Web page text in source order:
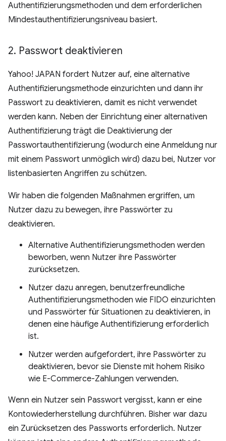
Authentifizierungsmethoden und dem erforderlichen
Mindestauthentifizierungsniveau basiert.
2. Passwort deaktivieren
Yahoo! JAPAN fordert Nutzer auf, eine alternative
Authentifizierungsmethode einzurichten und dann ihr
Passwort zu deaktivieren, damit es nicht verwendet
werden kann. Neben der Einrichtung einer alternativen
Authentifizierung trägt die Deaktivierung der
Passwortauthentifizierung (wodurch eine Anmeldung nur
mit einem Passwort unmöglich wird) dazu bei, Nutzer vor
listenbasierten Angriffen zu schützen.
Wir haben die folgenden Maßnahmen ergriffen, um
Nutzer dazu zu bewegen, ihre Passwörter zu
deaktivieren.
Alternative Authentifizierungsmethoden werden
beworben, wenn Nutzer ihre Passwörter
zurücksetzen.
Nutzer dazu anregen, benutzerfreundliche
Authentifizierungsmethoden wie FIDO einzurichten
und Passwörter für Situationen zu deaktivieren, in
denen eine häufige Authentifizierung erforderlich
ist.
Nutzer werden aufgefordert, ihre Passwörter zu
deaktivieren, bevor sie Dienste mit hohem Risiko
wie E-Commerce-Zahlungen verwenden.
Wenn ein Nutzer sein Passwort vergisst, kann er eine
Kontowiederherstellung durchführen. Bisher war dazu
ein Zurücksetzen des Passworts erforderlich. Nutzer